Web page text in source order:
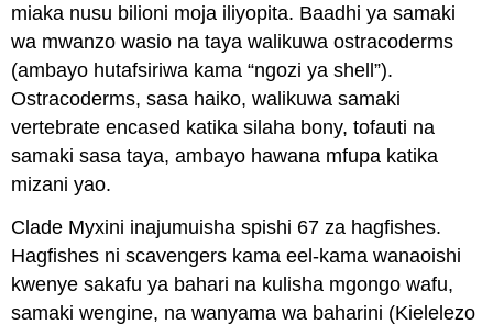
miaka nusu bilioni moja iliyopita. Baadhi ya samaki
wa mwanzo wasio na taya walikuwa ostracoderms
(ambayo hutafsiriwa kama “ngozi ya shell”).
Ostracoderms, sasa haiko, walikuwa samaki
vertebrate encased katika silaha bony, tofauti na
samaki sasa taya, ambayo hawana mfupa katika
mizani yao.
Clade Myxini inajumuisha spishi 67 za hagfishes.
Hagfishes ni scavengers kama eel-kama wanaoishi
kwenye sakafu ya bahari na kulisha mgongo wafu,
samaki wengine, na wanyama wa baharini (Kielelezo